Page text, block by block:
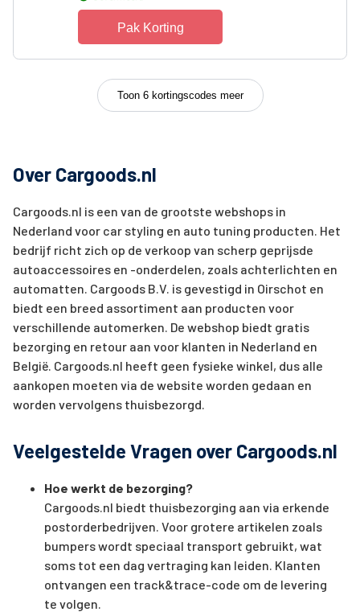
Pak Korting
Toon 6 kortingscodes meer
Over Cargoods.nl
Cargoods.nl is een van de grootste webshops in
Nederland voor car styling en auto tuning producten. Het
bedrijf richt zich op de verkoop van scherp geprijsde
autoaccessoires en -onderdelen, zoals achterlichten en
automatten. Cargoods B.V. is gevestigd in Oirschot en
biedt een breed assortiment aan producten voor
verschillende automerken. De webshop biedt gratis
bezorging en retour aan voor klanten in Nederland en
België. Cargoods.nl heeft geen fysieke winkel, dus alle
aankopen moeten via de website worden gedaan en
worden vervolgens thuisbezorgd.
Veelgestelde Vragen over Cargoods.nl
Hoe werkt de bezorging?
Cargoods.nl biedt thuisbezorging aan via erkende
postorderbedrijven. Voor grotere artikelen zoals
bumpers wordt speciaal transport gebruikt, wat
soms tot een dag vertraging kan leiden. Klanten
ontvangen een track&trace-code om de levering
te volgen.